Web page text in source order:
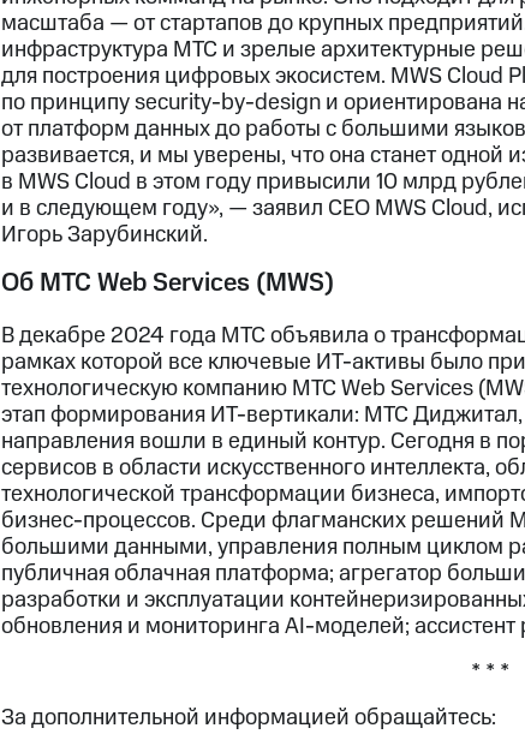
масштаба — от стартапов до крупных
инфраструктура МТС и зрелые архитектурные
для построения цифровых экосистем. MWS Cloud
по принципу security-by-design и ориентирована
от платформ данных до работы с большими
развивается, и мы уверены, что она станет
в MWS Cloud в этом году привысили 10 млрд
и в следующем году», — заявил CEO MWS Cloud,
Игорь Зарубинский.
Об МТС Web Services (MWS)
В декабре 2024 года МТС объявила о
рамках которой все ключевые ИТ-активы было
технологическую компанию МТС Web Services
этап формирования ИТ-вертикали: МТС Диджитал,
направления вошли в единый контур. Сегодня в
сервисов в области искусственного интеллекта,
технологической трансформации бизнеса,
бизнес-процессов. Среди флагманских решений
большими данными, управления полным циклом
публичная облачная платформа; агрегатор
разработки и эксплуатации
обновления и мониторинга AI-моделей; ассистент
* * *
За дополнительной информацией обращайтесь: